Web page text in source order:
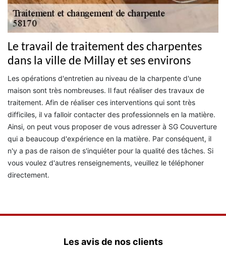
Le travail de traitement des charpentes
dans la ville de Millay et ses environs
Les opérations d'entretien au niveau de la charpente d'une
maison sont très nombreuses. Il faut réaliser des travaux de
traitement. Afin de réaliser ces interventions qui sont très
difficiles, il va falloir contacter des professionnels en la matière.
Ainsi, on peut vous proposer de vous adresser à SG Couverture
qui a beaucoup d'expérience en la matière. Par conséquent, il
n'y a pas de raison de s'inquiéter pour la qualité des tâches. Si
vous voulez d'autres renseignements, veuillez le téléphoner
directement.
Les avis de nos clients